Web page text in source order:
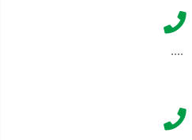
....